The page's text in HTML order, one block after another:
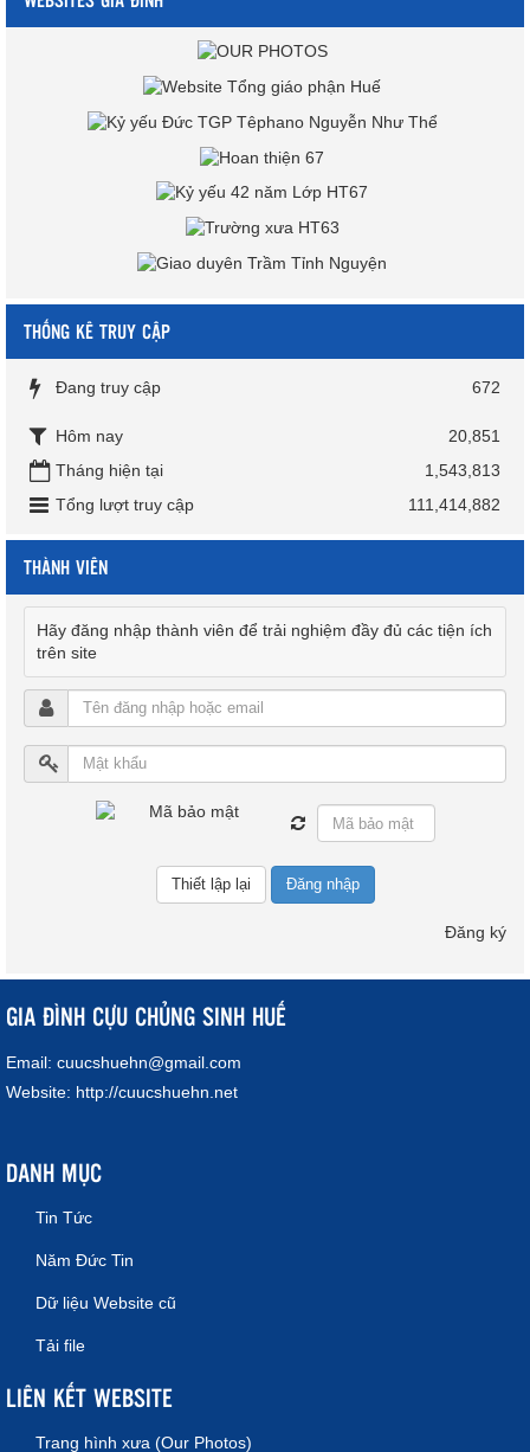
THỐNG KÊ TRUY CẬP
Đang truy cập 672
Hôm nay
20,851
Tháng hiện tại
1,543,813
Tổng lượt truy cập
111,414,882
THÀNH VIÊN
Hãy đăng nhập thành viên để trải nghiệm đầy đủ các tiện ích
trên site
Đăng nhập
Đăng ký
GIA ĐÌNH CỰU CHỦNG SINH HUẾ
Email: cuucshuehn@gmail.com
Website: http://cuucshuehn.net
DANH MỤC
Tin Tức
Năm Đức Tin
Dữ liệu Website cũ
Tải file
LIÊN KẾT WEBSITE
Trang hình xưa (Our Photos)